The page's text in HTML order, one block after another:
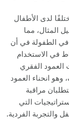
لدى الأطفال
المثال، مما
في الطفولة في أن
في الاستخدام
الفقري
انحناء العمود
مراقبة
التي
والتجربة الفردية.